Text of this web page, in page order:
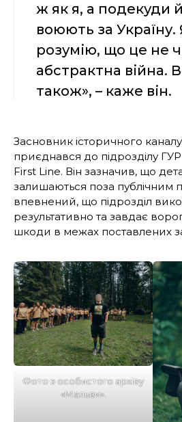
ж як я, а подекуди
воюють за Україну.
розумію, що це не
абстрактна війна.
також», – каже він.
Засновник історичного
приєднався до підрозділу
First Line. Він зазначив, що
залишаються поза публічним
впевнений, що підрозділ
результативно та завдає
шкоди в межах поставлених
Фото з особистого архіву
«Мальви».